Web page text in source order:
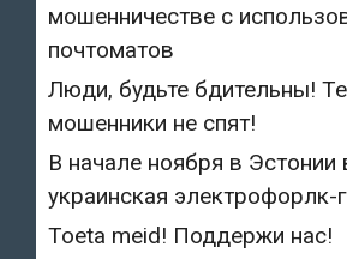
мошенничестве с
почтоматов
Люди, будьте бдительны!
мошенники не спят!
В начале ноября в Эстонии
украинская электрофорлк-
Toeta meid! Поддержи нас!